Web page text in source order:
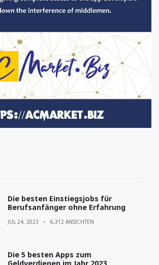
Die besten Einstiegsjobs für
Berufsanfänger ohne Erfahrung
JUL 24, 2023 6,312 ANSICHTEN
Die 5 besten Apps zum